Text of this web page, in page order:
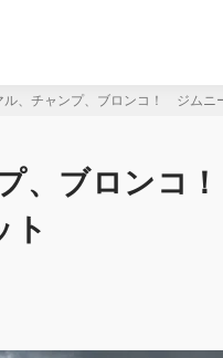
ル、チャンプ、ブロンコ！ ジムニ
、ブロンコ
ト